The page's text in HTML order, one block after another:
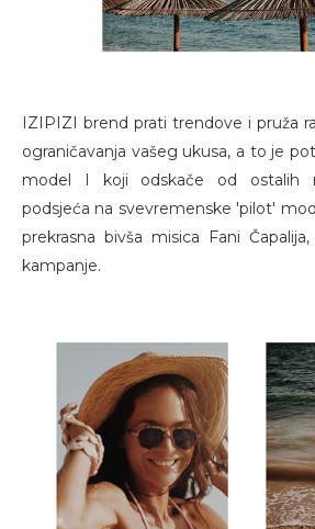
IZIPIZI brend prati trendove i pruža
ograničavanja vašeg ukusa, a to je
model I koji odskače od ostalih
podsjeća na svevremenske 'pilot'
prekrasna bivša misica Fani
kampanje.